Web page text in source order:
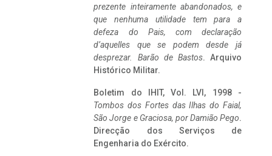
prezente inteiramente abandonados, e
que nenhuma utilidade tem para a
defeza do Pais, com declaração
d’aquelles que se podem desde já
desprezar. Barão de Bastos. Arquivo
Histórico Militar.
Boletim do IHIT, Vol. LVI, 1998 -
Tombos dos Fortes das Ilhas do Faial,
São Jorge e Graciosa, por Damião Pego.
Direcção dos Serviços de
Engenharia do Exército.